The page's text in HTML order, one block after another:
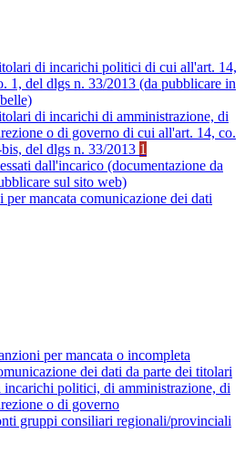
di incarichi politici di cui all'art. 14,
1, del dlgs n. 33/2013 (da pubblicare in
di incarichi di amministrazione, di
o di governo di cui all'art. 14, co.
del dlgs n. 33/2013 1
dall'incarico (documentazione da
sul sito web)
per mancata comunicazione dei dati
per mancata o incompleta
dei dati da parte dei titolari
incarichi politici, di amministrazione, di
o di governo
gruppi consiliari regionali/provinciali